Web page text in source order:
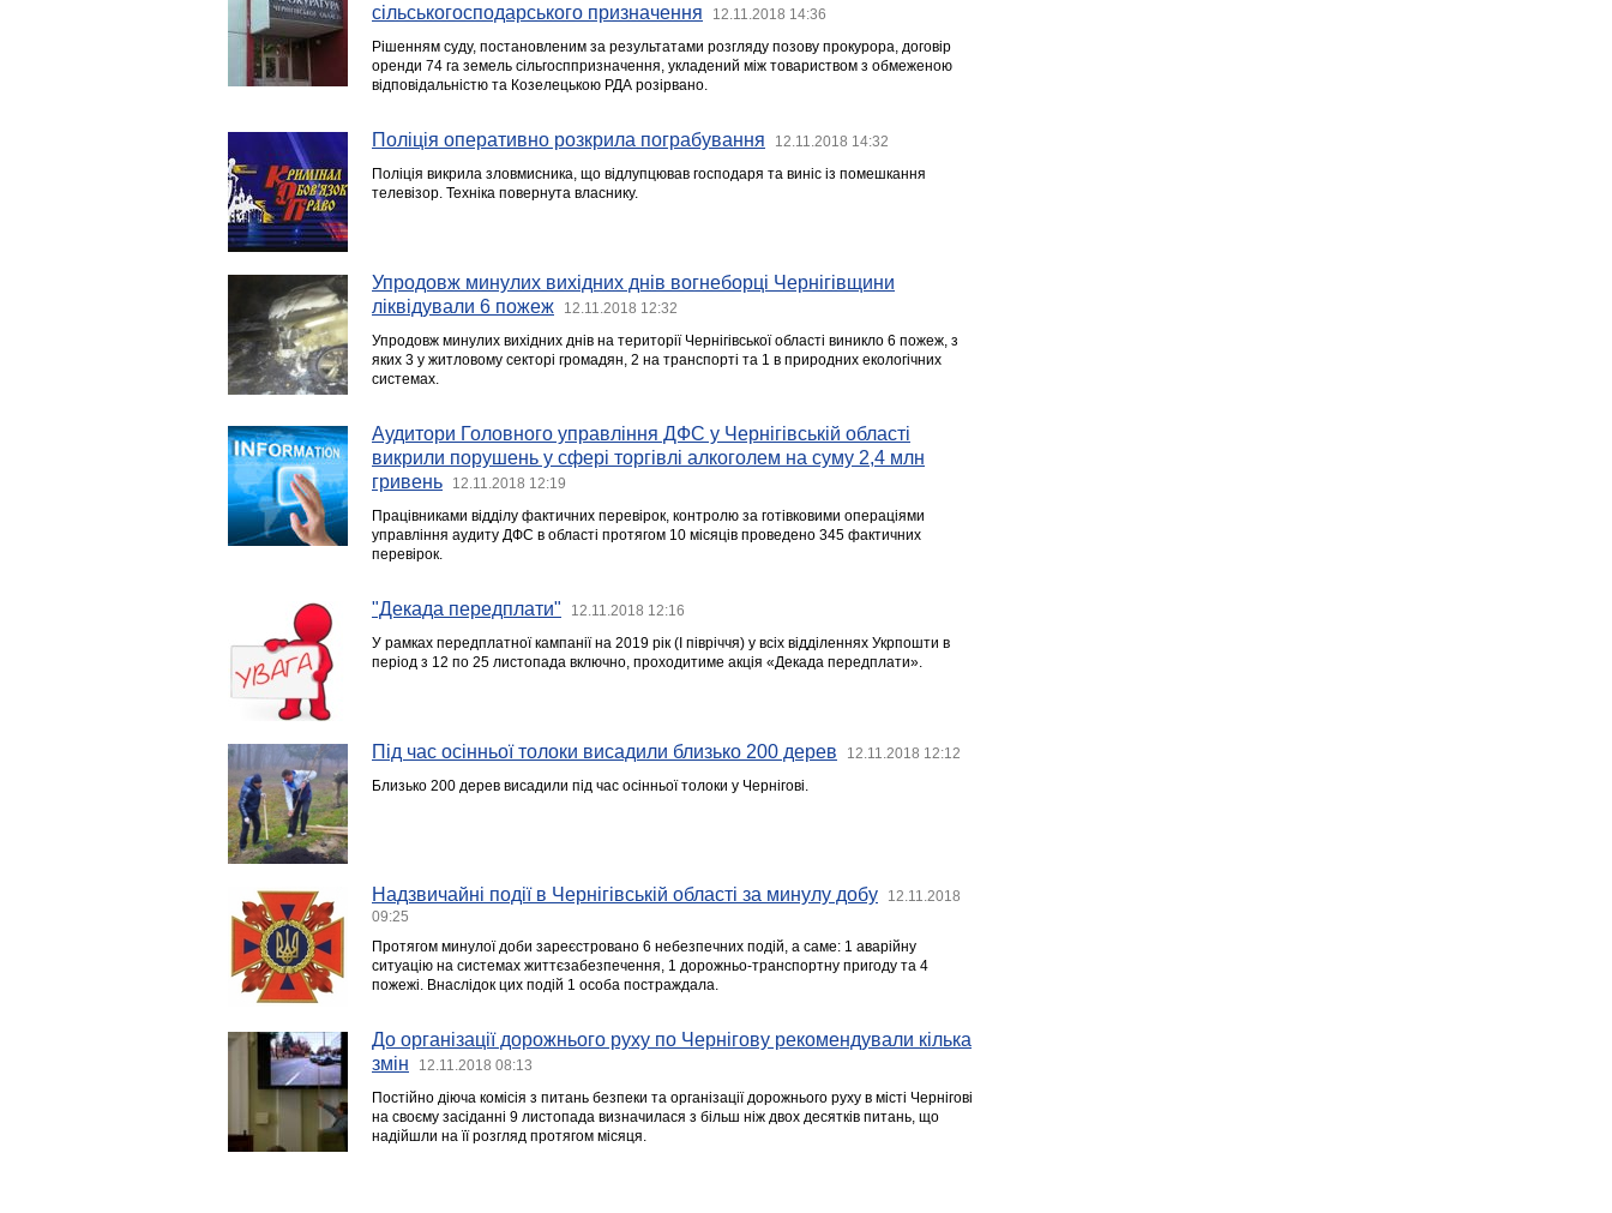
сільськогосподарського призначення
12.11.2018 14:36
Рішенням суду, постановленим за результатами розгляду позову прокурора, договір
оренди 74 га земель сільгосппризначення, укладений між товариством з обмеженою
відповідальністю та Козелецькою РДА розірвано.
Поліція оперативно розкрила пограбування 12.11.2018 14:32
Поліція викрила зловмисника, що відлупцював господаря та виніс із помешкання
телевізор. Техніка повернута власнику.
Упродовж минулих вихідних днів вогнеборці Чернігівщини
ліквідували 6 пожеж
12.11.2018 12:32
Упродовж минулих вихідних днів на території Чернігівської області виникло 6 пожеж, з
яких 3 у житловому секторі громадян, 2 на транспорті та 1 в природних екологічних
системах.
Аудитори Головного управління ДФС у Чернігівській області
викрили порушень у сфері торгівлі алкоголем на суму 2,4 млн
гривень
12.11.2018 12:19
Працівниками відділу фактичних перевірок, контролю за готівковими операціями
управління аудиту ДФС в області протягом 10 місяців проведено 345 фактичних
перевірок.
"Декада передплати" 12.11.2018 12:16
У рамках передплатної кампанії на 2019 рік (I півріччя) у всіх відділеннях Укрпошти в
період з 12 по 25 листопада включно, проходитиме акція «Декада передплати».
Під час осінньої толоки висадили близько 200 дерев 12.11.2018 12:12
Близько 200 дерев висадили під час осінньої толоки у Чернігові.
Надзвичайні події в Чернігівській області за минулу добу
12.11.2018
09:25
Протягом минулої доби зареєстровано 6 небезпечних подій, а саме: 1 аварійну
ситуацію на системах життєзабезпечення, 1 дорожньо-транспортну пригоду та 4
пожежі. Внаслідок цих подій 1 особа постраждала.
До організації дорожнього руху по Чернігову рекомендували кілька
змін
12.11.2018 08:13
Постійно діюча комісія з питань безпеки та організації дорожнього руху в місті Чернігові
на своєму засіданні 9 листопада визначилася з більш ніж двох десятків питань, що
надійшли на її розгляд протягом місяця.